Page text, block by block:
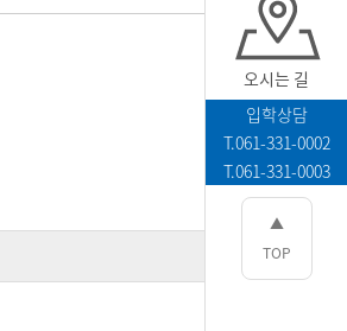
오시는 길
입학상담
T.061-331-0002
T.061-331-0003
▲
TOP